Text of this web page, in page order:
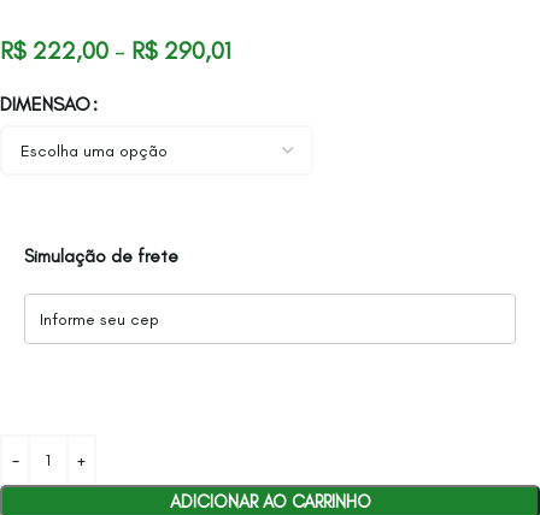
R$ 222,00 – R$ 290,01
DIMENSAO
Simulação de frete
ADICIONAR AO CARRINHO